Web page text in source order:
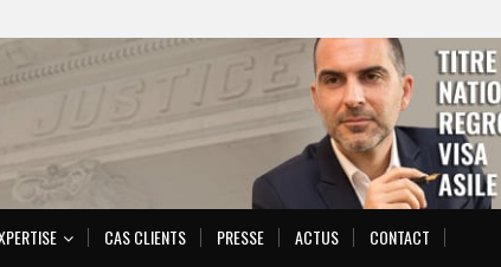
CAS CLIENTS PRESSE ACTUS CONTACT